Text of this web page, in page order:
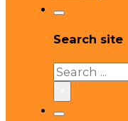
Search site
Search